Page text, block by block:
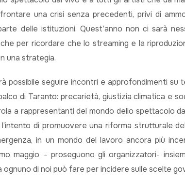
una crisi senza precedenti, privi di
delle istituzioni. Quest’anno non ci sarà
per ricordare che lo streaming e la
una strategia.
possibile seguire incontri e approfondimenti su
di Taranto: precarietà, giustizia climatica e
a rappresentanti del mondo dello spettacolo
di promuovere una riforma strutturale
in un mondo del lavoro ancora più
maggio – proseguono gli organizzatori-
di noi può fare per incidere sulle scelte